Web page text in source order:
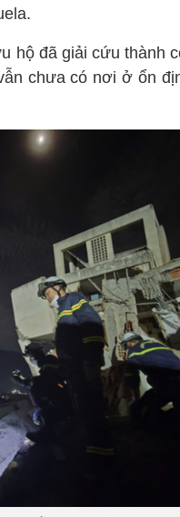
hộ đã giải cứu thành
chưa có nơi ở ổn